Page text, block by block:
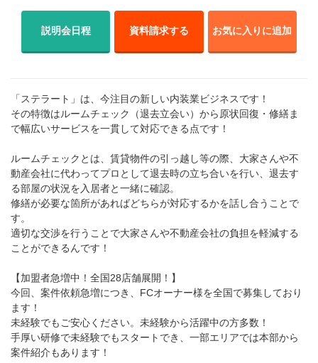
説明会日程 資料請求する お気に入りに追加
「ステラート」は、今注目の新しい内装業ビジネスです！
その特徴はルームチェック（退去立会い）から原状回復・修繕ま
で幅広いサービスを一貫して対応できる点です！
ルームチェックとは、賃貸物件の引っ越し等の際、大家さんや不
動産会社に代わってプロとして退去時の立ち合いを行い、退去す
る部屋の状況を入居者と一緒に確認。
修繕が必要な箇所があればどちらが対応するかを話し合うことで
す。
適切な交渉を行うことで大家さんや不動産会社の負担を軽減する
ことができるんです！
【加盟者急増中！全国28店舗展開！】
今回、案件依頼急増につき、FCオーナー様を全国で募集しており
ます！
未経験でもご安心ください。未経験から活躍中の方多数！
手厚い研修で未経験でもスタートでき、一部エリアでは本部から
案件紹介もあります！